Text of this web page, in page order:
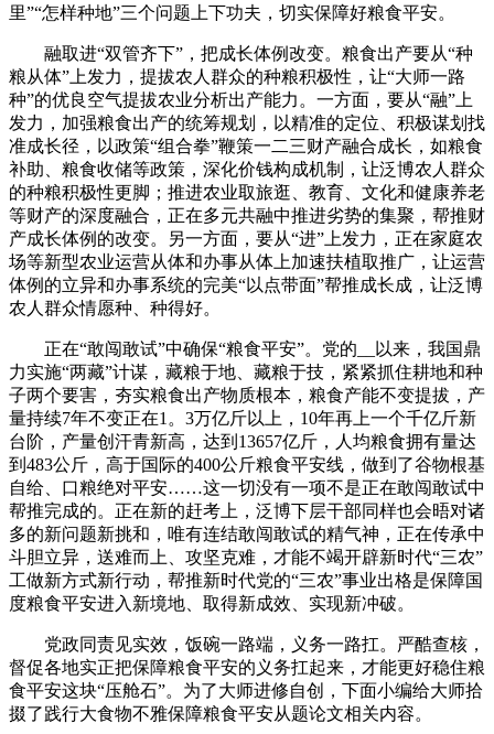
里”“怎样种地”三个问题上下功夫，切实保障好粮食平安。
融取进“双管齐下”，把成长体例改变。粮食出产要从“种
粮从体”上发力，提拔农人群众的种粮积极性，让“大师一路
种”的优良空气提拔农业分析出产能力。一方面，要从“融”上
发力，加强粮食出产的统筹规划，以精准的定位、积极谋划找
准成长径，以政策“组合拳”鞭策一二三财产融合成长，如粮食
补助、粮食收储等政策，深化价钱构成机制，让泛博农人群众
的种粮积极性更脚；推进农业取旅逛、教育、文化和健康养老
等财产的深度融合，正在多元共融中推进劣势的集聚，帮推财
产成长体例的改变。另一方面，要从“进”上发力，正在家庭农
场等新型农业运营从体和办事从体上加速扶植取推广，让运营
体例的立异和办事系统的完美“以点带面”帮推成长成，让泛博
农人群众情愿种、种得好。
正在“敢闯敢试”中确保“粮食平安”。党的__以来，我国鼎
力实施“两藏”计谋，藏粮于地、藏粮于技，紧紧抓住耕地和种
子两个要害，夯实粮食出产物质根本，粮食产能不变提拔，产
量持续7年不变正在1。3万亿斤以上，10年再上一个千亿斤新
台阶，产量创汗青新高，达到13657亿斤，人均粮食拥有量达
到483公斤，高于国际的400公斤粮食平安线，做到了谷物根基
自给、口粮绝对平安……这一切没有一项不是正在敢闯敢试中
帮推完成的。正在新的赶考上，泛博下层干部同样也会晤对诸
多的新问题新挑和，唯有连结敢闯敢试的精气神，正在传承中
斗胆立异，送难而上、攻坚克难，才能不竭开辟新时代“三农”
工做新方式新行动，帮推新时代党的“三农”事业出格是保障国
度粮食平安进入新境地、取得新成效、实现新冲破。
党政同责见实效，饭碗一路端，义务一路扛。严酷查核，
督促各地实正把保障粮食平安的义务扛起来，才能更好稳住粮
食平安这块“压舱石”。为了大师进修自创，下面小编给大师拾
掇了践行大食物不雅保障粮食平安从题论文相关内容。